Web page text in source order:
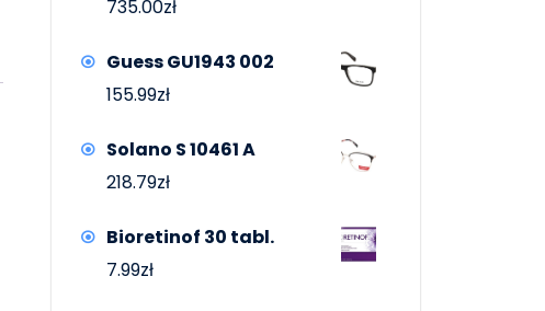
735.00zł
Guess GU1943 002
155.99zł
Solano S 10461 A
218.79zł
Bioretinof 30 tabl.
7.99zł